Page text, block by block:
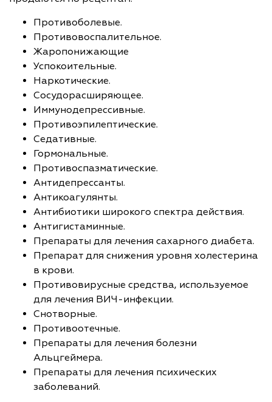
Противоболевые.
Противовоспалительное.
Жаропонижающие
Успокоительные.
Наркотические.
Сосудорасширяющее.
Иммунодепрессивные.
Противоэпилептические.
Седативные.
Гормональные.
Противоспазматические.
Антидепрессанты.
Антикоагулянты.
Антибиотики широкого спектра действия.
Антигистаминные.
Препараты для лечения сахарного диабета.
Препарат для снижения уровня холестерина
в крови.
Противовирусные средства, используемое
для лечения ВИЧ-инфекции.
Снотворные.
Противоотечные.
Препараты для лечения болезни
Альцгеймера.
Препараты для лечения психических
заболеваний.